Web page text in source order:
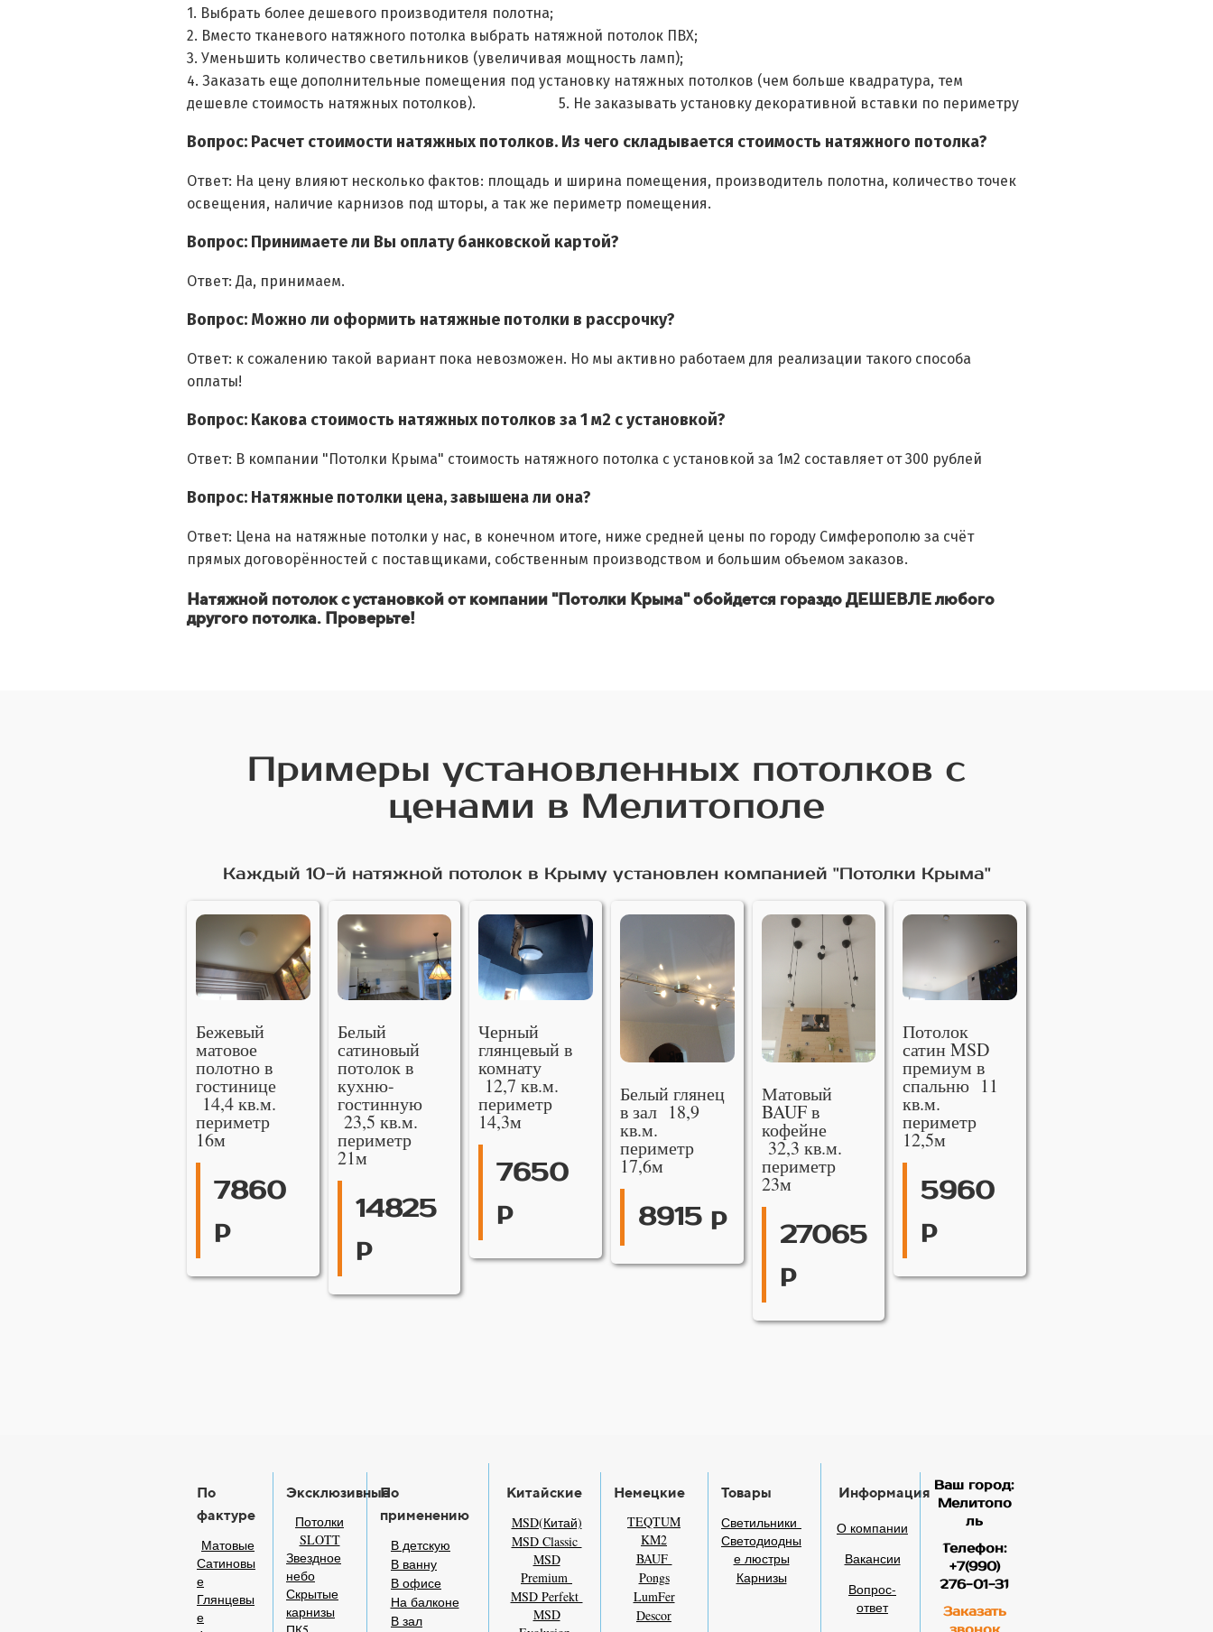
1. Выбрать более дешевого производителя полотна;
2. Вместо тканевого натяжного потолка выбрать натяжной потолок ПВХ;
3. Уменьшить количество светильников (увеличивая мощность ламп);
4. Заказать еще дополнительные помещения под установку натяжных потолков (чем больше квадратура, тем
дешевле стоимость натяжных потолков). 5. Не заказывать установку декоративной вставки по периметру
Вопрос: Расчет стоимости натяжных потолков. Из чего складывается стоимость натяжного потолка?
Ответ: На цену влияют несколько фактов: площадь и ширина помещения, производитель полотна, количество точек
освещения, наличие карнизов под шторы, а так же периметр помещения.
Вопрос: Принимаете ли Вы оплату банковской картой?
Ответ: Да, принимаем.
Вопрос: Можно ли оформить натяжные потолки в рассрочку?
Ответ: к сожалению такой вариант пока невозможен. Но мы активно работаем для реализации такого способа
оплаты!
Вопрос: Какова стоимость натяжных потолков за 1 м2 с установкой?
Ответ: В компании "Потолки Крыма" стоимость натяжного потолка с установкой за 1м2 составляет от 300 рублей
Вопрос: Натяжные потолки цена, завышена ли она?
Ответ: Цена на натяжные потолки у нас, в конечном итоге, ниже средней цены по городу Симферополю за счёт
прямых договорённостей с поставщиками, собственным производством и большим объемом заказов.
Натяжной потолок с установкой от компании "Потолки Крыма" обойдется гораздо ДЕШЕВЛЕ любого
другого потолка. Проверьте!
Примеры установленных потолков с
ценами в Мелитополе
Каждый 10-й натяжной потолок в Крыму установлен компанией "Потолки Крыма"
Бежевый
матовое
полотно в
гостинице
14,4 кв.м.
периметр
16м
7860
р
Белый
сатиновый
потолок в
кухню-
гостинную
23,5 кв.м.
периметр
21м
14825
р
Черный
глянцевый в
комнату
12,7 кв.м.
периметр
14,3м
7650
р
Белый глянец
в зал 18,9
кв.м.
периметр
17,6м
8915 р
Матовый
BAUF в
кофейне
32,3 кв.м.
периметр
23м
27065
р
Потолок
сатин MSD
премиум в
спальню 11
кв.м.
периметр
12,5м
5960
р
По
фактуре
Матовые
Сатиновы
е
Глянцевы
е
Эксклюзивные
Потолки
SLOTT
Звездное
небо
Скрытые
карнизы
По
применению
В детскую
В ванну
В офисе
На балконе
В зал
Китайские
MSD(Китай)
MSD Classic
MSD
Premium
MSD Perfekt
MSD
Немецкие
TEQTUM
KM2
BAUF
Pongs
LumFer
Descor
Товары
Светильники
Светодиодны
е люстры
Карнизы
Информация
О компании
Вакансии
Вопрос-
ответ
Ваш город:
Мелитопо
ль
Телефон:
+7(990)
276-01-31
Заказать